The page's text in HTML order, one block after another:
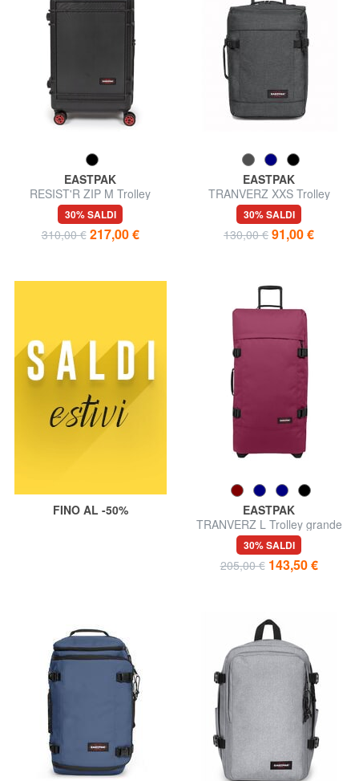
EASTPAK
RESIST'R ZIP M Trolley
medio
30% SALDI
310,00 € 217,00 €
EASTPAK
TRANVERZ XXS Trolley
underseater ok easyJet
30% SALDI
130,00 € 91,00 €
FINO AL -50%
EASTPAK
TRANVERZ L Trolley grande
30% SALDI
205,00 € 143,50 €